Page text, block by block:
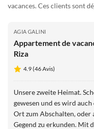
vacances. Ces clients sont
AGIA GALINI
Appartement de
Riza
4.9 (46 Avis)
Unsere zweite Heimat.
gewesen und es wird
Ort zum Abschalten, oder
Gegend zu erkunden. Mit